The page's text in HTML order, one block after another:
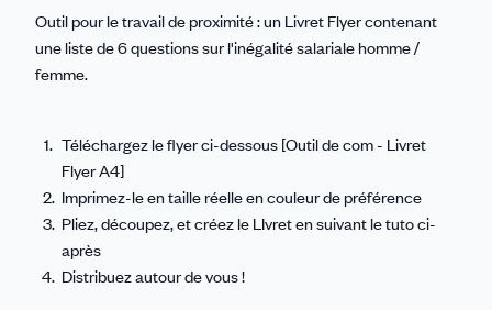
Outil pour le travail de proximité : un Livret Flyer contenant
une liste de 6 questions sur l'inégalité salariale homme /
femme.
Téléchargez le flyer ci-dessous [Outil de com - Livret
Flyer A4]
Imprimez-le en taille réelle en couleur de préférence
Pliez, découpez, et créez le LIvret en suivant le tuto ci-
après
Distribuez autour de vous !